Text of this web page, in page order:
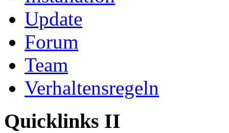
Update
Forum
Team
Verhaltensregeln
Quicklinks II